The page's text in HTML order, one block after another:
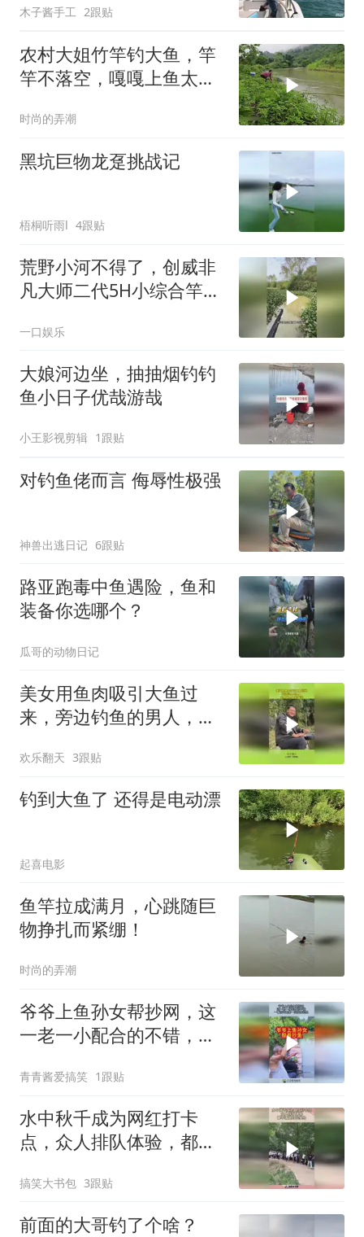
木子酱手工 2跟贴
农村大姐竹竿钓大鱼，竿
竿不落空，嘎嘎上鱼太治
时尚的弄潮
黑坑巨物龙趸挑战记
梧桐听雨l 4跟贴
荒野小河不得了，创威非
凡大师二代5H小综合竿狂
一口娱乐
大娘河边坐，抽抽烟钓钓
鱼小日子优哉游哉
小王影视剪辑 1跟贴
对钓鱼佬而言 侮辱性极强
神兽出逃日记 6跟贴
路亚跑毒中鱼遇险，鱼和
装备你选哪个？
瓜哥的动物日记
美女用鱼肉吸引大鱼过
来，旁边钓鱼的男人，心
欢乐翻天 3跟贴
钓到大鱼了 还得是电动漂
起喜电影
鱼竿拉成满月，心跳随巨
物挣扎而紧绷！
时尚的弄潮
爷爷上鱼孙女帮抄网，这
一老一小配合的不错，一
鱼！
青青酱爱搞笑 1跟贴
水中秋千成为网红打卡
点，众人排队体验，都不
搞笑大书包 3跟贴
前面的大哥钓了个啥？